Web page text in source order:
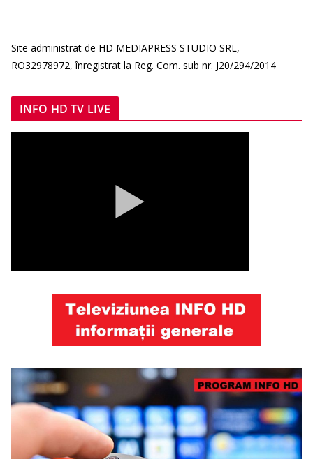
Site administrat de HD MEDIAPRESS STUDIO SRL,
RO32978972, înregistrat la Reg. Com. sub nr. J20/294/2014
INFO HD TV LIVE